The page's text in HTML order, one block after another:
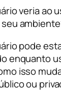
veria ao
pode
enquanto
isso
ou